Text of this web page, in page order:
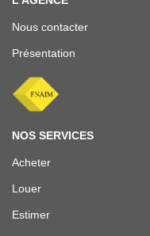
Nous contacter
Présentation
NOS SERVICES
Acheter
Louer
Estimer